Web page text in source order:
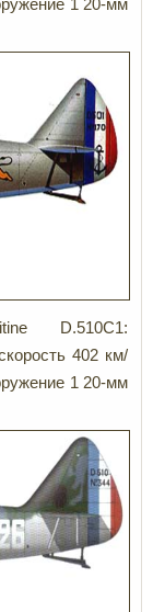
1 20-мм
D.510C1:
402 км/
1 20-мм